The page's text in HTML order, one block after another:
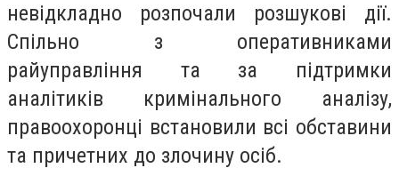
невідкладно розпочали розшукові дії.
Спільно з оперативниками
райуправління та за підтримки
аналітиків кримінального аналізу,
правоохоронці встановили всі обставини
та причетних до злочину осіб.